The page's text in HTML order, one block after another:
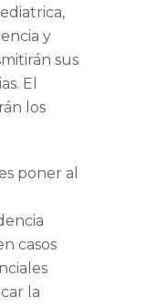
y
sus
El
los
poner al
casos
la